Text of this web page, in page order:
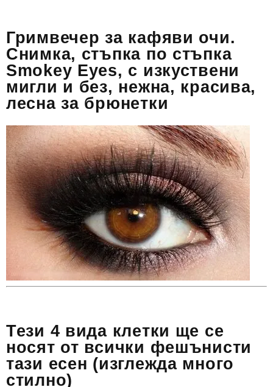
Гримвечер за кафяви очи.
Снимка, стъпка по стъпка
Smokey Eyes, с изкуствени
мигли и без, нежна, красива,
лесна за брюнетки
Тези 4 вида клетки ще се
носят от всички фешънисти
тази есен (изглежда много
стилно)